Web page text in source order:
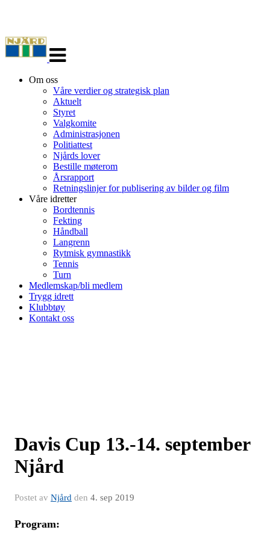
navigasjon
Om oss
Våre verdier og strategisk plan
Aktuelt
Styret
Valgkomite
Administrasjonen
Politiattest
Njårds lover
Bestille møterom
Årsrapport
Retningslinjer for publisering av bilder og film
Våre idretter
Bordtennis
Fekting
Håndball
Langrenn
Rytmisk gymnastikk
Tennis
Turn
Medlemskap/bli medlem
Trygg idrett
Klubbtøy
Kontakt oss
Davis Cup 13.-14. september
Njård
Postet av Njård den 4. sep 2019
Program: